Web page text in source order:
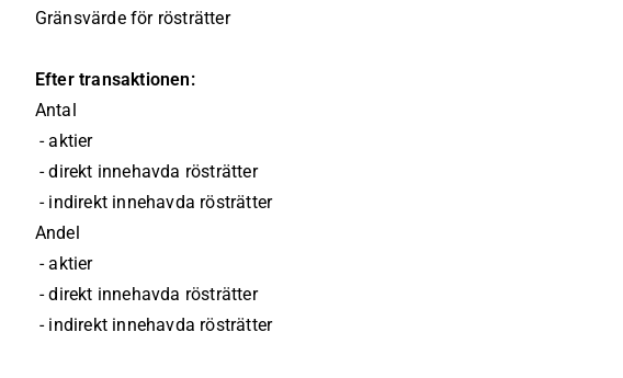
Gränsvärde för rösträtter
Efter transaktionen:
Antal
- aktier
- direkt innehavda rösträtter
- indirekt innehavda rösträtter
Andel
- aktier
- direkt innehavda rösträtter
- indirekt innehavda rösträtter